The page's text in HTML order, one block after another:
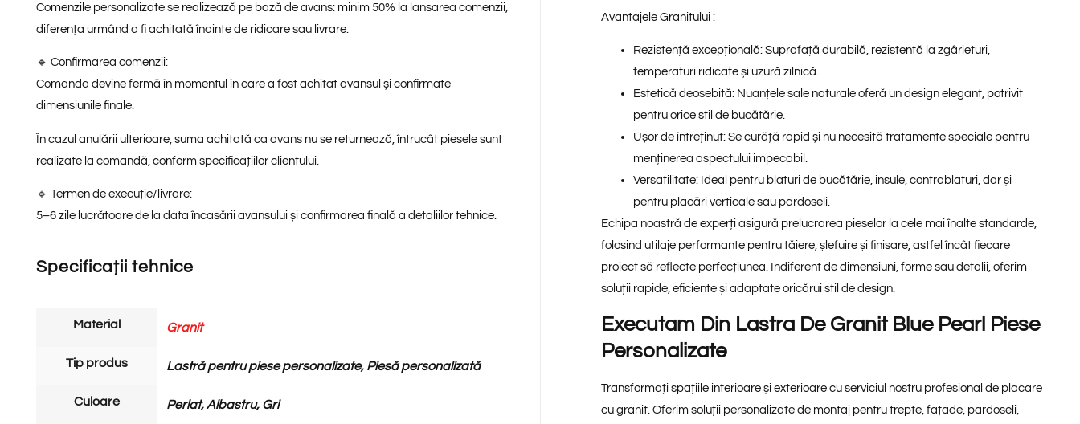
Comenzile personalizate se realizează pe bază de avans: minim 50% la lansarea comenzii,
diferența urmând a fi achitată înainte de ridicare sau livrare.
🔹 Confirmarea comenzii:
Comanda devine fermă în momentul în care a fost achitat avansul și confirmate
dimensiunile finale.
În cazul anulării ulterioare, suma achitată ca avans nu se returnează, întrucât piesele sunt
realizate la comandă, conform specificațiilor clientului.
🔹 Termen de execuție/livrare:
5–6 zile lucrătoare de la data încasării avansului și confirmarea finală a detaliilor tehnice.
Specificații tehnice
Material Granit
Tip produs Lastră pentru piese personalizate, Piesă personalizată
Culoare Perlat, Albastru, Gri
Avantajele Granitului :
Rezistență excepțională: Suprafață durabilă, rezistentă la zgârieturi,
temperaturi ridicate și uzură zilnică.
Estetică deosebită: Nuanțele sale naturale oferă un design elegant, potrivit
pentru orice stil de bucătărie.
Ușor de întreținut: Se curăță rapid și nu necesită tratamente speciale pentru
menținerea aspectului impecabil.
Versatilitate: Ideal pentru blaturi de bucătărie, insule, contrablaturi, dar și
pentru placări verticale sau pardoseli.
Echipa noastră de experți asigură prelucrarea pieselor la cele mai înalte standarde,
folosind utilaje performante pentru tăiere, șlefuire și finisare, astfel încât fiecare
proiect să reflecte perfecțiunea. Indiferent de dimensiuni, forme sau detalii, oferim
soluții rapide, eficiente și adaptate oricărui stil de design.
Executam Din Lastra De Granit Blue Pearl Piese
Personalizate
Transformați spațiile interioare și exterioare cu serviciul nostru profesional de placare
cu granit. Oferim soluții personalizate de montaj pentru trepte, fațade, pardoseli,